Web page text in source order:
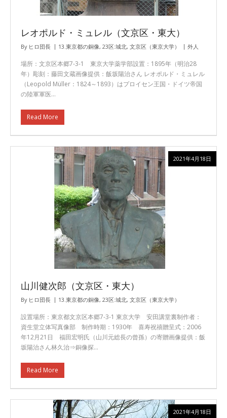
レオポルド・ミュレル（文京区・東大）
By ヒロ団長 13.東京都の銅像, 23区:城北, 文京区（東京大学） 外人
場所：文京区本郷7-3-1 東京大学薬学部設置：1895年（明治28
年）彫刻：藤田文蔵画像提供：飯坂陽治さん レオポルド・ミュレル
（Leopold Müller：1824～1893）はプロイセン王国・ドイツ帝国
の陸軍軍医…
Read More
山川健次郎（文京区・東大）
By ヒロ団長 13.東京都の銅像, 23区:城北, 文京区（東京大学）
設置場所：東京都文京区本郷7-3-1 東京大学 安田講堂裏制作者：
資生堂立体写真像部 制作時期：1930年 喜寿祝禧贈呈式：2006
年12月21日 福田宏明氏（山川元総長の曾孫）の寄贈画像提供：飯
坂陽治さん林久治⇒銅像探…
Read More
2021年4月18日
2021年4月18日